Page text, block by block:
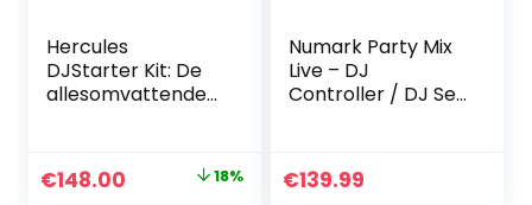
Hercules
DJStarter Kit: De
allesomvattende
DJ-en
Original
€148.00 Current18%
Numark Party Mix
Live – DJ
Controller / DJ Set
DJ Mixer voor
Serato DJ Lite en
€139.99